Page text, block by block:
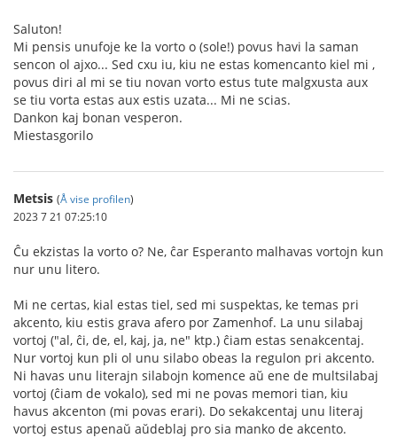
Saluton!
Mi pensis unufoje ke la vorto o (sole!) povus havi la saman
sencon ol ajxo... Sed cxu iu, kiu ne estas komencanto kiel mi ,
povus diri al mi se tiu novan vorto estus tute malgxusta aux
se tiu vorta estas aux estis uzata... Mi ne scias.
Dankon kaj bonan vesperon.
Miestasgorilo
Metsis (Å vise profilen)
2023 7 21 07:25:10
Ĉu ekzistas la vorto o? Ne, ĉar Esperanto malhavas vortojn kun
nur unu litero.
Mi ne certas, kial estas tiel, sed mi suspektas, ke temas pri
akcento, kiu estis grava afero por Zamenhof. La unu silabaj
vortoj ("al, ĉi, de, el, kaj, ja, ne" ktp.) ĉiam estas senakcentaj.
Nur vortoj kun pli ol unu silabo obeas la regulon pri akcento.
Ni havas unu literajn silabojn komence aŭ ene de multsilabaj
vortoj (ĉiam de vokalo), sed mi ne povas memori tian, kiu
havus akcenton (mi povas erari). Do sekakcentaj unu literaj
vortoj estus apenaŭ aŭdeblaj pro sia manko de akcento.